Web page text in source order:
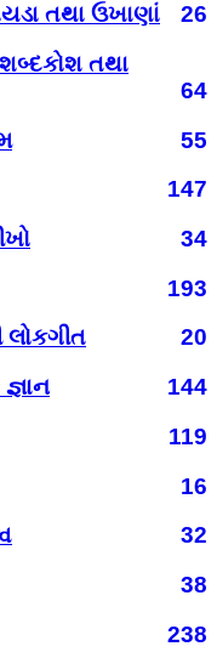
તથા ઉખાણાં
26
તથા
64
55
147
34
193
20
144
119
16
32
38
238